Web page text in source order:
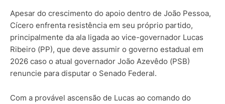
Apesar do crescimento do apoio dentro de João Pessoa,
Cícero enfrenta resistência em seu próprio partido,
principalmente da ala ligada ao vice-governador Lucas
Ribeiro (PP), que deve assumir o governo estadual em
2026 caso o atual governador João Azevêdo (PSB)
renuncie para disputar o Senado Federal.
Com a provável ascensão de Lucas ao comando do